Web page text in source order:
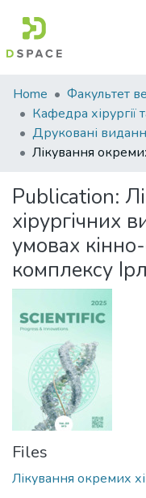
Communities
&
Collections
All of DSpace
Statistics
Home
Publication:
хірургічних
умовах
комплексу
Files
Лікування окремих